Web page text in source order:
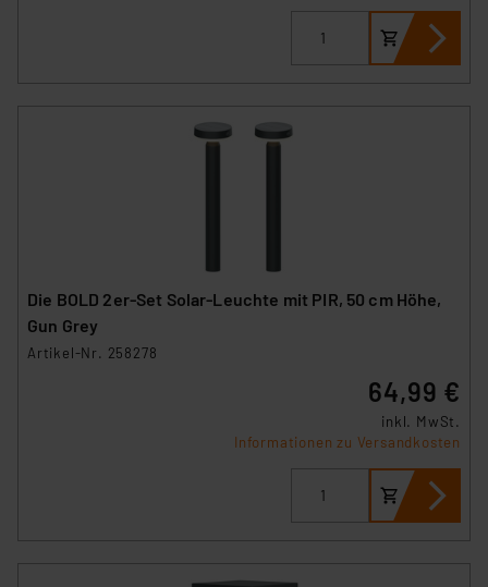
Die BOLD 2er-Set Solar-Leuchte mit PIR, 50 cm Höhe,
Gun Grey
Artikel-Nr. 258278
64,99 €
inkl. MwSt.
Informationen zu Versandkosten